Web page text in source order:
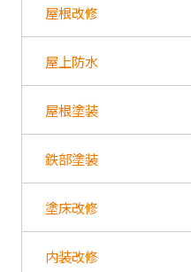
屋根改修
屋上防水
屋根塗装
鉄部塗装
塗床改修
内装改修